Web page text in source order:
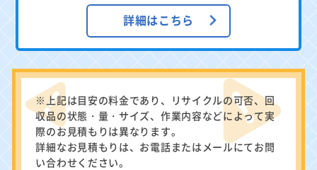
詳細はこちら
※上記は目安の料金であり、リサイクルの可否、回
収品の状態・量・サイズ、作業内容などによって実
際のお見積もりは異なります。
詳細なお見積もりは、お電話またはメールにてお問
い合わせください。